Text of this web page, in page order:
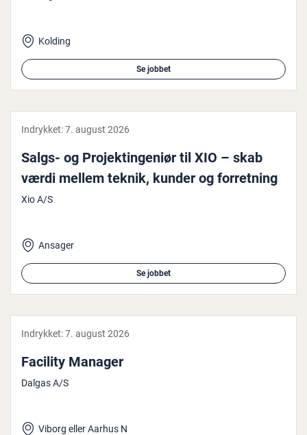
Kolding
Se jobbet
Indrykket:7. august 2026
Salgs- og Pro­jek­tin­ge­ni­ør til XIO – skab
værdi mellem teknik, kunder og for­ret­ning
Xio A/S
Ansager
Se jobbet
Indrykket:7. august 2026
Facility Manager
Dalgas A/S
Viborg eller Aarhus N